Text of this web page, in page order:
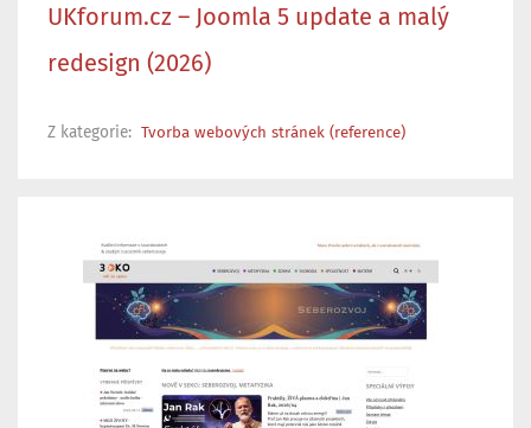
UKforum.cz – Joomla 5 update a malý
redesign (2026)
Z kategorie: Tvorba webových stránek (reference)